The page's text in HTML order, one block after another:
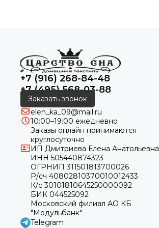
+7 (916) 268-84-48
+7 (495) 568-03-88
Заказать звонок
elen_ka_09@mail.ru
10:00–19:00 ежедневно
Заказы онлайн принимаются
круглосуточно
ИП Дмитриева Елена Анатольевна
ИНН 505440874323
ОГРНИП 311501813700026
Р/сч 40802810370010012433
К/с 30101810645250000092
БИК 044525092
Московский филиал АО КБ
"Модульбанк"
Telegram